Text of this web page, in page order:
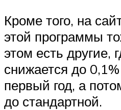
Кроме того, на
этой программы
этом есть другие,
снижается до
первый год, а
до стандартной.